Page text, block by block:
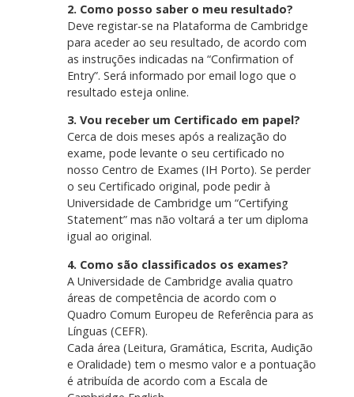
2. Como posso saber o meu resultado?
Deve registar-se na Plataforma de Cambridge
para aceder ao seu resultado, de acordo com
as instruções indicadas na “Confirmation of
Entry”. Será informado por email logo que o
resultado esteja online.
3. Vou receber um Certificado em papel?
Cerca de dois meses após a realização do
exame, pode levante o seu certificado no
nosso Centro de Exames (IH Porto). Se perder
o seu Certificado original, pode pedir à
Universidade de Cambridge um “Certifying
Statement” mas não voltará a ter um diploma
igual ao original.
4. Como são classificados os exames?
A Universidade de Cambridge avalia quatro
áreas de competência de acordo com o
Quadro Comum Europeu de Referência para as
Línguas (CEFR).
Cada área (Leitura, Gramática, Escrita, Audição
e Oralidade) tem o mesmo valor e a pontuação
é atribuída de acordo com a Escala de